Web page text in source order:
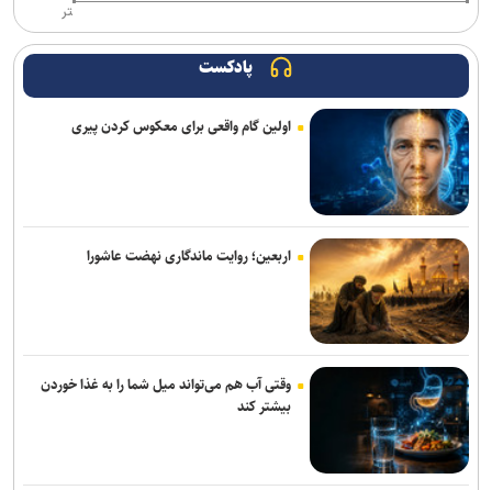
تغییر ساختار در معاونت ورزشی باشگاه پرسپولیس؛ تشکیل سه مدیریت
آراسته به نساجی پیوست
اعلام شماره پیراهن بازیکنان پرسپولیس برای لیگ بیست‌وششم
عیسی‌لو به چادرملو اردکان پیوست
مسابقات دوومیدانی بلاروس| کسب ۶ مدال توسط ملی‌پوشان ایران
تکواندو هانمادانگ ۲۰۲۶| پایان کار نمایندگان ایران با کسب ۲۶ مدال
رسمی؛ عالیشاه به گل‌گهر پیوست
ربیعی سرمربی شاهین بندرعامری شد
اعلام اسامی نامزدهای تایید صلاحیت شده ریاست فدراسیون بدنسازی و
پرورش اندام/ حضور عضو هیات مدیره پرسپولیس
تر
پادکست
اولین گام واقعی برای معکوس کردن پیری
اربعین؛ روایت ماندگاری نهضت عاشورا
وقتی آب هم می‌تواند میل شما را به غذا خوردن
بیشتر کند